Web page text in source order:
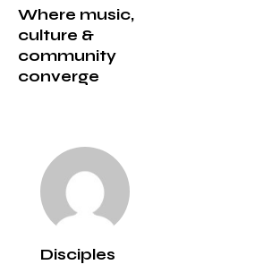
Where music,
culture &
community
converge
Disciples